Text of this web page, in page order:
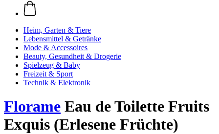
Heim, Garten & Tiere
Lebensmittel & Getränke
Mode & Accessoires
Beauty, Gesundheit & Drogerie
Spielzeug & Baby
Freizeit & Sport
Technik & Elektronik
Florame Eau de Toilette Fruits
Exquis (Erlesene Früchte)